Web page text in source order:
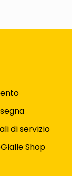
di servizio
Shop